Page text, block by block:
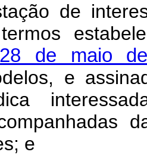
de
de maio
e
e